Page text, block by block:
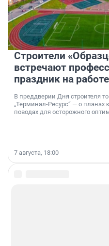
Строители
встречают
праздник на работе
В преддверии Дня строителя
„Терминал-Ресурс“ — о
поводах для осторожного
7 августа, 18:00